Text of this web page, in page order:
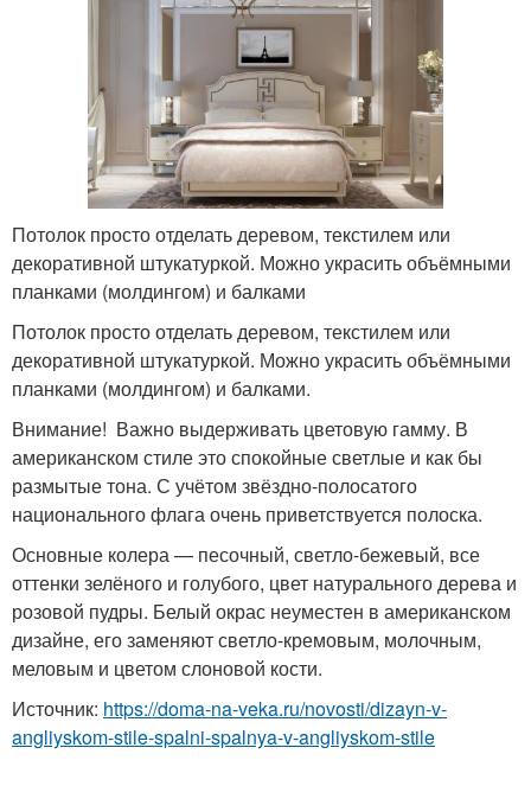
Потолок просто отделать деревом, текстилем или
декоративной штукатуркой. Можно украсить объёмными
планками (молдингом) и балками
Потолок просто отделать деревом, текстилем или
декоративной штукатуркой. Можно украсить объёмными
планками (молдингом) и балками.
Внимание! Важно выдерживать цветовую гамму. В
американском стиле это спокойные светлые и как бы
размытые тона. С учётом звёздно-полосатого
национального флага очень приветствуется полоска.
Основные колера — песочный, светло-бежевый, все
оттенки зелёного и голубого, цвет натурального дерева и
розовой пудры. Белый окрас неуместен в американском
дизайне, его заменяют светло-кремовым, молочным,
меловым и цветом слоновой кости.
Источник: https://doma-na-veka.ru/novosti/dizayn-v-
angliyskom-stile-spalni-spalnya-v-angliyskom-stile